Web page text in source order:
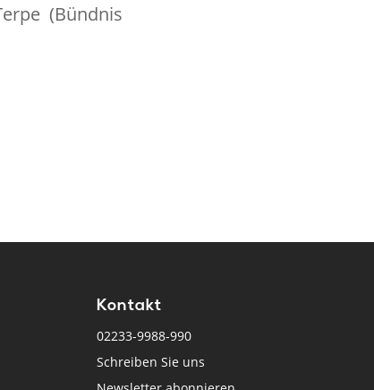
(Bündnis
Kontakt
02233-9988-990
Schreiben Sie uns